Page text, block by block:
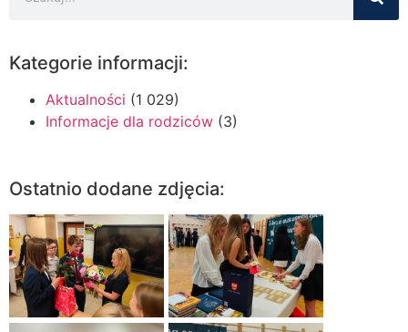
Kategorie informacji:
Aktualności (1 029)
Informacje dla rodziców (3)
Ostatnio dodane zdjęcia: